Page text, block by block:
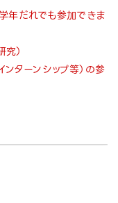
年だれでも参加できま
）
ターンシップ等）の参